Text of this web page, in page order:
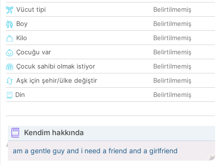
Vücut tipi
Belirtilmemiş
Boy
Belirtilmemiş
Kilo
Belirtilmemiş
Çocuğu var
Belirtilmemiş
Çocuk sahibi olmak istiyor
Belirtilmemiş
Aşk için şehir/ülke değiştir
Belirtilmemiş
Din
Belirtilmemiş
Kendim hakkında
am a gentle guy and i need a friend and a girlfriend